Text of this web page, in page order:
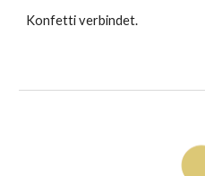
Konfetti verbindet.